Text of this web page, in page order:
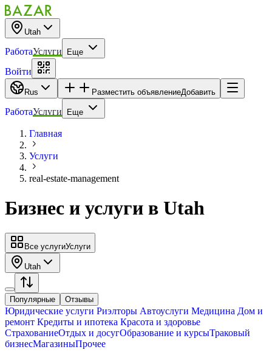
Utah
РаботаУслуги Еще
Войти
Rus Разместить объявлениеДобавить
РаботаУслуги Еще
Главная
Услуги
real-estate-management
Бизнес и услуги в Utah
Все услугиУслуги
Utah
Популярные Отзывы
Юридические услуги Риэлторы Автоуслуги Медицина Дом и
ремонт Кредиты и ипотека Красота и здоровье
СтрахованиеОтдых и досугОбразование и курсыТраковый
бизнесМагазиныПрочее